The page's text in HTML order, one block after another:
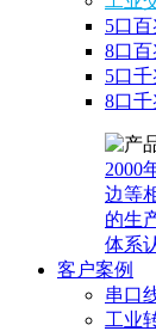
5口
8口
5口
8口
2000
边等
的生
体系
客户案例
串口
工业